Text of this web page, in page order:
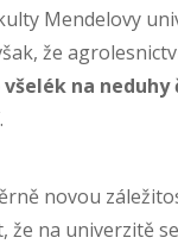
Mendelovy
že
na neduhy
.
novou
že na univerzitě se